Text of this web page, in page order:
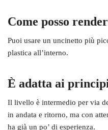
Come posso
Puoi usare un uncinetto più
plastica all’interno.
È adatta ai
Il livello è intermedio per via
in andata e ritorno, ma con
ha già un po’ di esperienza.